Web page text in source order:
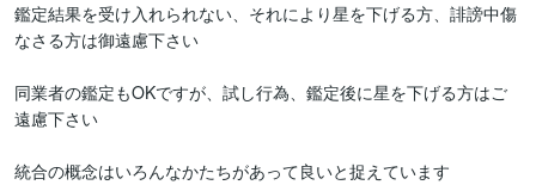
鑑定結果を受け入れられない、それにより星を下げる方、誹謗中傷
なさる方は御遠慮下さい
同業者の鑑定もOKですが、試し行為、鑑定後に星を下げる方はご
遠慮下さい
統合の概念はいろんなかたちがあって良いと捉えています